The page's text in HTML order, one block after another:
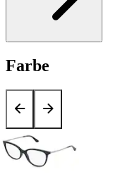
Farbe